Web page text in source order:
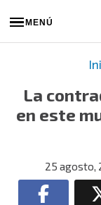
MENÚ
La
en este
25 agosto,